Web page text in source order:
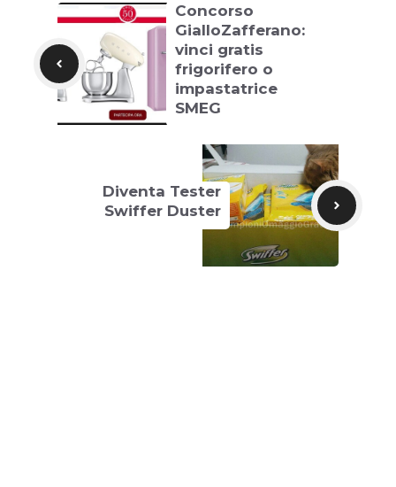
Concorso
GialloZafferano:
vinci gratis
frigorifero o
impastatrice
SMEG
Diventa Tester
Swiffer Duster